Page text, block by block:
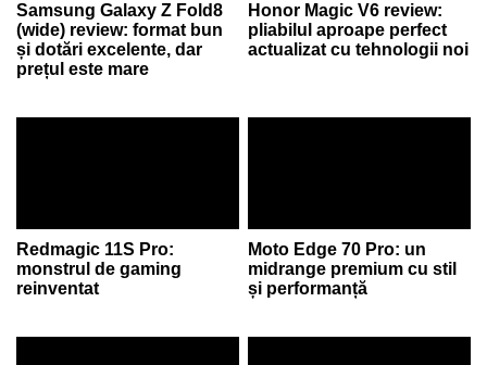
Samsung Galaxy Z Fold8
(wide) review: format bun
și dotări excelente, dar
prețul este mare
Honor Magic V6 review:
pliabilul aproape perfect
actualizat cu tehnologii noi
Redmagic 11S Pro:
monstrul de gaming
reinventat
Moto Edge 70 Pro: un
midrange premium cu stil
și performanță